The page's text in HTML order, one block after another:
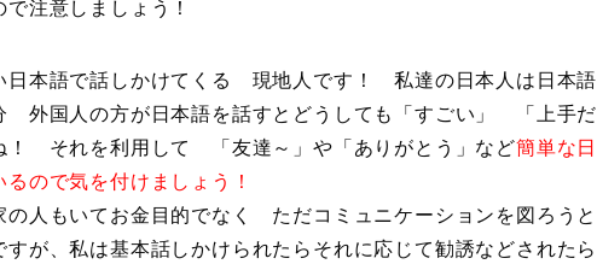
注意しましょう！
日本語で話しかけてくる 現地人です！ 私達の日本人は日本語
外国人の方が日本語を話すとどうしても「すごい」 「上手だ
！ それを利用して 「友達～」や「ありがとう」など簡単な日
ので気を付けましょう！
の人もいてお金目的でなく ただコミュニケーションを図ろうと
が、私は基本話しかけられたらそれに応じて勧誘などされたら